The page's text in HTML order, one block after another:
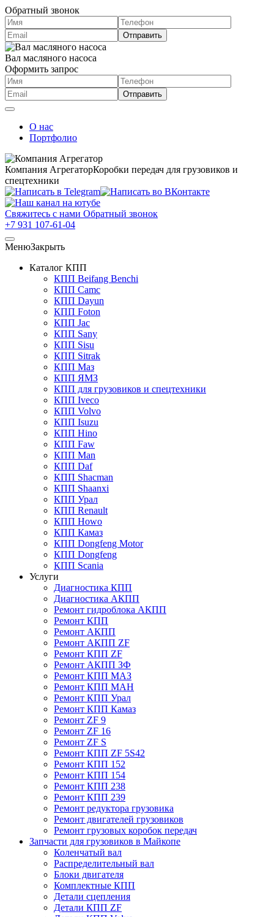
Обратный звонок
Вал масляного насоса
Оформить запрос
О нас
Портфолио
Компания АгрегаторКоробки передач для грузовиков и
спецтехники
Свяжитесь с нами Обратный звонок
+7 931 107-61-04
МенюЗакрыть
Каталог КПП
КПП Beifang Benchi
КПП Camc
КПП Dayun
КПП Foton
КПП Jac
КПП Sany
КПП Sisu
КПП Sitrak
КПП Маз
КПП ЯМЗ
КПП для грузовиков и спецтехники
КПП Iveco
КПП Volvo
КПП Isuzu
КПП Hino
КПП Faw
КПП Man
КПП Daf
КПП Shacman
КПП Shaanxi
КПП Урал
КПП Renault
КПП Howo
КПП Камаз
КПП Dongfeng Motor
КПП Dongfeng
КПП Scania
Услуги
Диагностика КПП
Диагностика АКПП
Ремонт гидроблока АКПП
Ремонт КПП
Ремонт АКПП
Ремонт АКПП ZF
Ремонт КПП ZF
Ремонт АКПП ЗФ
Ремонт КПП МАЗ
Ремонт КПП МАН
Ремонт КПП Урал
Ремонт КПП Камаз
Ремонт ZF 9
Ремонт ZF 16
Ремонт ZF S
Ремонт КПП ZF 5S42
Ремонт КПП 152
Ремонт КПП 154
Ремонт КПП 238
Ремонт КПП 239
Ремонт редуктора грузовика
Ремонт двигателей грузовиков
Ремонт грузовых коробок передач
Запчасти для грузовиков в Майкопе
Коленчатый вал
Распределительный вал
Блоки двигателя
Комплектные КПП
Детали сцепления
Детали КПП ZF